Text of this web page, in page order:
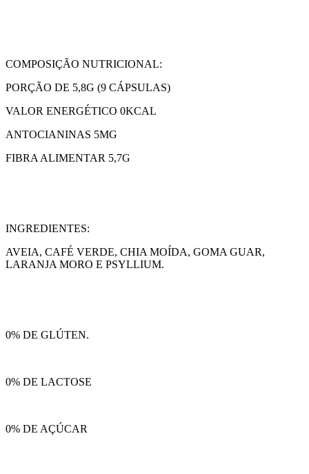
COMPOSIÇÃO NUTRICIONAL:
PORÇÃO DE 5,8G (9 CÁPSULAS)
VALOR ENERGÉTICO 0KCAL
ANTOCIANINAS 5MG
FIBRA ALIMENTAR 5,7G
INGREDIENTES:
AVEIA, CAFÉ VERDE, CHIA MOÍDA, GOMA GUAR,
LARANJA MORO E PSYLLIUM.
0% DE GLÚTEN.
0% DE LACTOSE
0% DE AÇÚCAR